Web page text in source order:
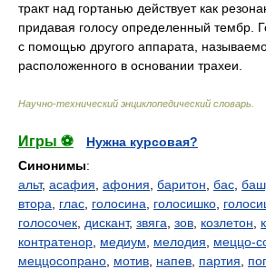
тракт над гортанью действует как
придавая голосу определенный тембр.
с помощью другого аппарата,
расположенного в основании трахеи.
Научно-технический энциклопедический словарь
Игры ⚽
Нужна курсовая?
Синонимы:
альт, асафия афония баритон бас
втора
глас голосина голосишко
голосочек дискант, звяга зов козлетон
контратенор медиум мелодия меццо-
меццосопрано мотив напев партия